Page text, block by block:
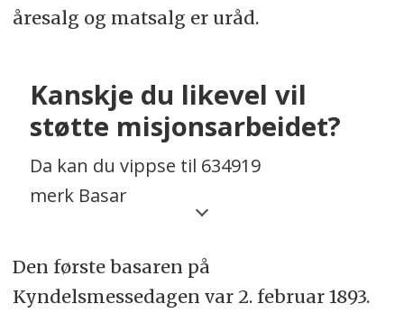
åresalg og matsalg er uråd.
Kanskje du likevel vil
støtte misjonsarbeidet?
Da kan du vippse til 634919
merk Basar
bankkonto 4111.43.32001
merk Basar
Den første basaren på
Kyndelsmessedagen var 2. februar 1893.